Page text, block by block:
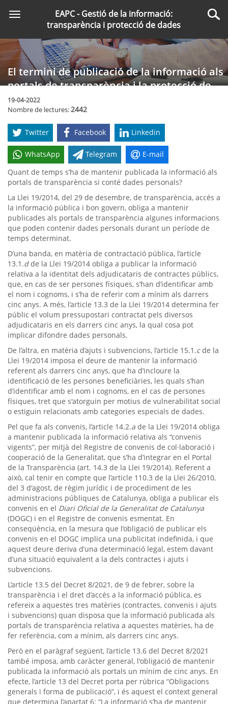
principal
Toggle
navigation
EAPC - Gestió de la informació:
transparència i protecció de dades
El termini de publicació de la informació als
portals de transparència i la protecció de
dades
19-04-2022
Nombre de lectures:2442
Twitter Facebook Linkedin
WhatsApp Telegram
E-mail
Quant de temps s’ha de mantenir publicada la informació als
portals de transparència si conté dades personals?
La Llei 19/2014, del 29 de desembre, de transparència, accés a
la informació pública i bon govern, obliga a mantenir
publicades als portals de transparència algunes informacions
que poden contenir dades personals durant un període de
temps determinat.
D’una banda, en matèria de contractació pública, l’article
13.1.dde la Llei 19/2014 obliga a publicar la informació
relativa a la identitat dels adjudicataris de contractes públics,
que, en cas de ser persones físiques, s’han d’identificar amb
el nom i cognoms, i s’ha de referir com a mínim als darrers
cinc anys. A més, l’article 13.3 de la Llei 19/2014 determina fer
públic el volum pressupostari contractat pels diversos
adjudicataris en els darrers cinc anys, la qual cosa pot
implicar difondre dades personals.
De l’altra, en matèria d’ajuts i subvencions, l’article 15.1.cde la
Llei 19/2014 imposa el deure de mantenir la informació
referent als darrers cinc anys, que ha d’incloure la
identificació de les persones beneficiàries, les quals s’han
d’identificar amb el nom i cognoms, en el cas de persones
físiques, tret que s'atorguin per motius de vulnerabilitat social
o estiguin relacionats amb categories especials de dades.
Pel que fa als convenis, l’article 14.2.a de la Llei 19/2014 obliga
a mantenir publicada la informació relativa als “convenis
vigents”, per mitjà del Registre de convenis de col·laboració i
cooperació de la Generalitat, que s’ha d’integrar en el Portal
de la Transparència (art. 14.3 de la Llei 19/2014). Referent a
això, cal tenir en compte que l’article 110.3 de la Llei 26/2010,
del 3 d'agost, de règim jurídic i de procediment de les
administracions públiques de Catalunya, obliga a publicar els
convenis en el Diari Oficial de la Generalitat de Catalunya
(DOGC) i en el Registre de convenis esmentat. En
conseqüència, en la mesura que l’obligació de publicar els
convenis en el DOGC implica una publicitat indefinida, i que
aquest deure deriva d’una determinació legal, estem davant
d’una situació equivalent a la dels contractes i ajuts i
subvencions.
L’article 13.5 del Decret 8/2021, de 9 de febrer, sobre la
transparència i el dret d’accés a la informació pública, es
refereix a aquestes tres matèries (contractes, convenis i ajuts
i subvencions) quan disposa que la informació publicada als
portals de transparència relativa a aquestes matèries, ha de
fer referència, com a mínim, als darrers cinc anys.
Però en el paràgraf següent, l’article 13.6 del Decret 8/2021
també imposa, amb caràcter general, l'obligació de mantenir
publicada la informació als portals un mínim de cinc anys. En
efecte, l’article 13 del Decret porta per rúbrica “Obligacions
generals i forma de publicació”, i és aquest el context general
que determina l’apartat 6: “La informació s’ha de mantenir